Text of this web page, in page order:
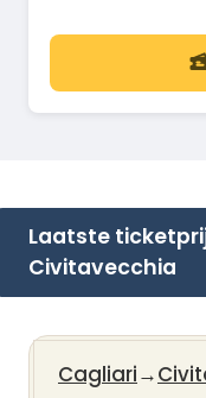
Laatste
Civitavecchia
Cagliari→